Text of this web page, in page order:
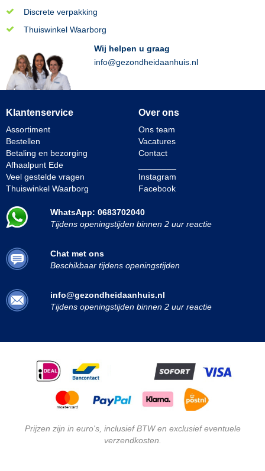
Discrete verpakking
Thuiswinkel Waarborg
Wij helpen u graag
info@gezondheidaanhuis.nl
Klantenservice
Assortiment
Bestellen
Betaling en bezorging
Afhaalpunt Ede
Veel gestelde vragen
Thuiswinkel Waarborg
Over ons
Ons team
Vacatures
Contact
Instagram
Facebook
WhatsApp: 0683702040
Tijdens openingstijden binnen 2 uur reactie
Chat met ons
Beschikbaar tijdens openingstijden
info@gezondheidaanhuis.nl
Tijdens openingstijden binnen 2 uur reactie
Prijzen zijn in euro's, inclusief BTW en exclusief eventuele
verzendkosten.